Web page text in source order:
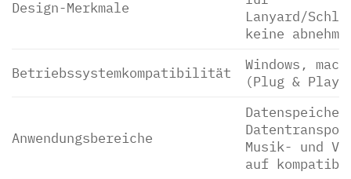
Design-Merkmale
Lanyard/
keine
Betriebssystemkompatibilität
Windows,
(Plug & Play)
Anwendungsbereiche
Musik- und
auf